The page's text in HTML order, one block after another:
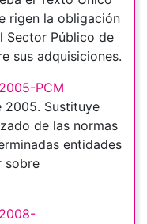
rigen la obligación
Sector Público de
sus adquisiciones.
PCM
2005. Sustituye
de las normas
entidades
sobre